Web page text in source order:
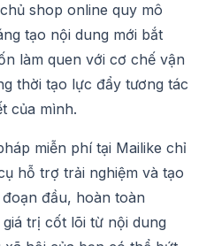
shop online quy mô
tạo nội dung mới bắt
làm quen với cơ chế vận
thời tạo lực đẩy tương tác
của mình.
miễn phí tại Mailike chỉ
hỗ trợ trải nghiệm và tạo
đầu, hoàn toàn
trị cốt lõi từ nội dung